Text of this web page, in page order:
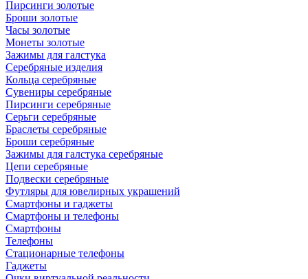
Пирсинги золотые
Броши золотые
Часы золотые
Монеты золотые
Зажимы для галстука
Серебряные изделия
Кольца серебряные
Сувениры серебряные
Пирсинги серебряные
Серьги серебряные
Браслеты серебряные
Броши серебряные
Зажимы для галстука серебряные
Цепи серебряные
Подвески серебряные
Футляры для ювелирных украшений
Смартфоны и гаджеты
Смартфоны и телефоны
Смартфоны
Телефоны
Стационарные телефоны
Гаджеты